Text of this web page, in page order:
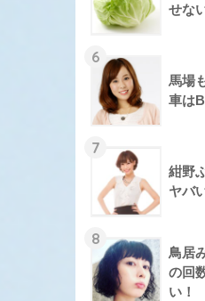
せな
6
馬場
車は
7
紺野
ヤバ
8
鳥居
の回
い！